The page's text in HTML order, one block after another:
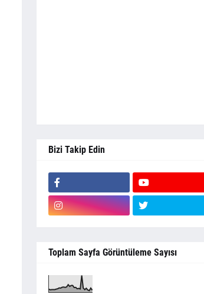
Bizi Takip Edin
Toplam Sayfa Görüntüleme Sayısı